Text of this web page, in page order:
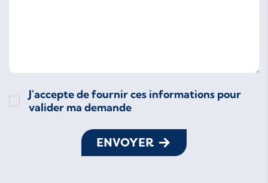
J'accepte de fournir ces informations pour
valider ma demande
ENVOYER